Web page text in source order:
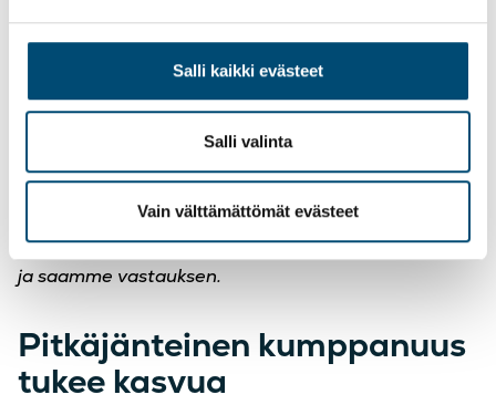
Salli kaikki evästeet
Salli valinta
Vain välttämättömät evästeet
rakennettua hallitusti.
niin ohjelmistojen kuin taloushallinnon rutiinien
osalta. Kun tulee kysymys, meidän ei tarvitse jäädä
pohtimaan asiaa yksin. Otamme puhelimen käteen
ja saamme vastauksen.
Pitkäjänteinen kumppanuus
tukee kasvua